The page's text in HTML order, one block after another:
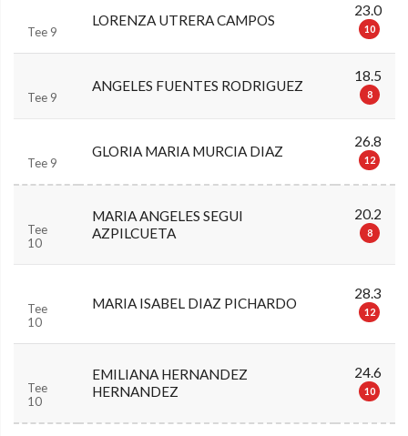
Tee 9
LORENZA UTRERA CAMPOS
23.0
10
Tee 9
ANGELES FUENTES RODRIGUEZ
18.5
8
Tee 9
GLORIA MARIA MURCIA DIAZ
26.8
12
Tee
10
MARIA ANGELES SEGUI
AZPILCUETA
20.2
8
Tee
10
MARIA ISABEL DIAZ PICHARDO
28.3
12
Tee
10
EMILIANA HERNANDEZ
HERNANDEZ
24.6
10